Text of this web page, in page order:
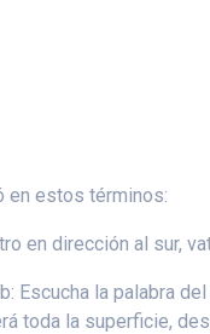
en estos términos:
en dirección al sur,
Escucha la palabra
toda la superficie,